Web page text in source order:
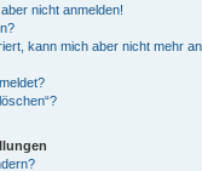
nicht anmelden!
kann mich aber nicht mehr